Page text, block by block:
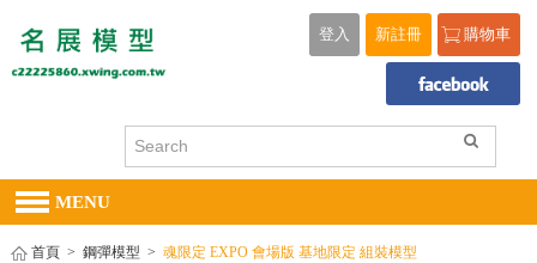
購物車
新註冊
登入
MENU
首頁 > 鋼彈模型 > 魂限定 EXPO 會場版 基地限定 組裝模型